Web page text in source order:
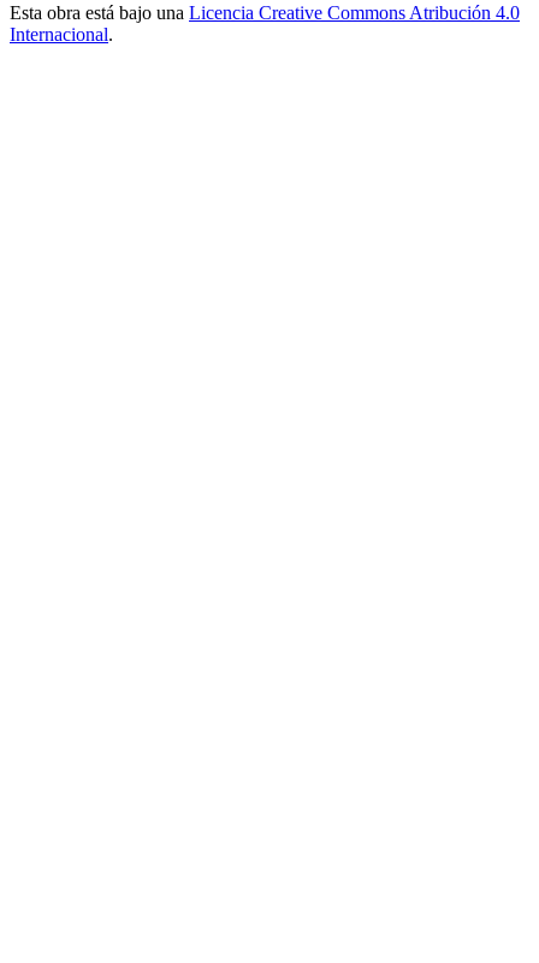
Esta obra está bajo una Licencia Creative Commons Atribución 4.0
Internacional.